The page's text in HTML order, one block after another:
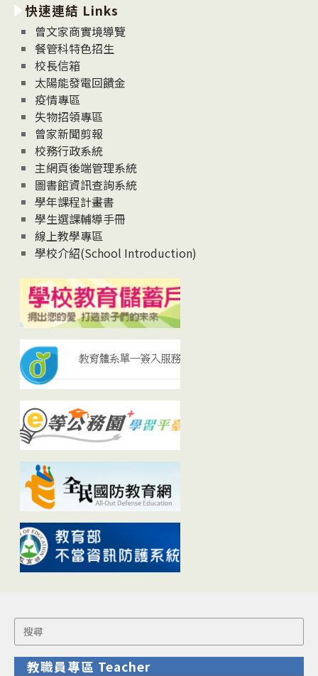
消
息
News
快速連結 Links
曾文家商實境導覽
餐管科特色招生
校長信箱
太陽能發電回饋金
疫情專區
失物招領專區
曾家新聞剪報
校務行政系統
主網頁後端管理系統
圖書館資訊查詢系統
學年課程計畫書
學生選課輔導手冊
線上教學專區
學校介紹(School Introduction)
Search
for:
教職員專區 Teacher